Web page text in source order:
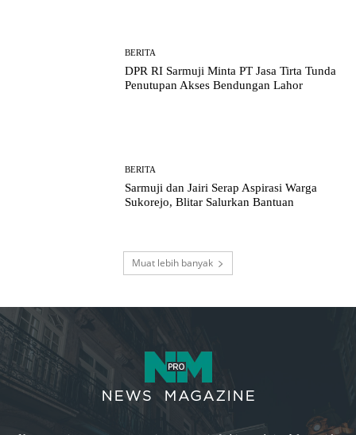
BERITA
DPR RI Sarmuji Minta PT Jasa Tirta Tunda
Penutupan Akses Bendungan Lahor
BERITA
Sarmuji dan Jairi Serap Aspirasi Warga
Sukorejo, Blitar Salurkan Bantuan
Muat lebih banyak